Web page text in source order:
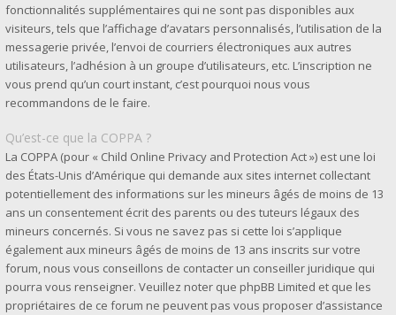
fonctionnalités supplémentaires qui ne sont pas disponibles aux
visiteurs, tels que l’affichage d’avatars personnalisés, l’utilisation de la
messagerie privée, l’envoi de courriers électroniques aux autres
utilisateurs, l’adhésion à un groupe d’utilisateurs, etc. L’inscription ne
vous prend qu’un court instant, c’est pourquoi nous vous
recommandons de le faire.
Qu’est-ce que la COPPA ?
La COPPA (pour « Child Online Privacy and Protection Act ») est une loi
des États-Unis d’Amérique qui demande aux sites internet collectant
potentiellement des informations sur les mineurs âgés de moins de 13
ans un consentement écrit des parents ou des tuteurs légaux des
mineurs concernés. Si vous ne savez pas si cette loi s’applique
également aux mineurs âgés de moins de 13 ans inscrits sur votre
forum, nous vous conseillons de contacter un conseiller juridique qui
pourra vous renseigner. Veuillez noter que phpBB Limited et que les
propriétaires de ce forum ne peuvent pas vous proposer d’assistance